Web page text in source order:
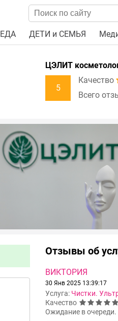
ЕДА ДЕТИ и СЕМЬЯ
ЦЭЛИТ
5
Качество
Всего
Отзывы об
ВИКТОРИЯ
30 Янв 2025 13:39:17
Услуга: Чистки.
Качество
Ожидание в очереди.